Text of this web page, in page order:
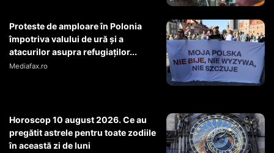
Proteste de amploare în Polonia
împotriva valului de ură și a
atacurilor asupra refugiaților...
Mediafax.ro
Horoscop 10 august 2026. Ce au
pregătit astrele pentru toate zodiile
în această zi de luni